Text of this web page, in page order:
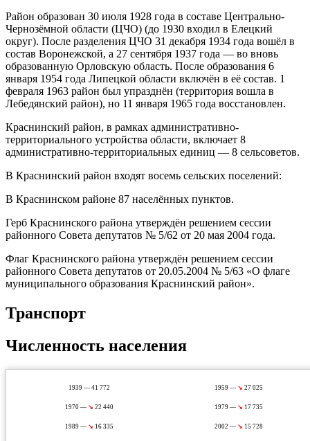
Район образован 30 июля 1928 года в составе Центрально-
Чернозёмной области (ЦЧО) (до 1930 входил в Елецкий
округ). После разделения ЦЧО 31 декабря 1934 года вошёл в
состав Воронежской, а 27 сентября 1937 года — во вновь
образованную Орловскую область. После образования 6
января 1954 года Липецкой области включён в её состав. 1
февраля 1963 район был упразднён (территория вошла в
Лебедянский район), но 11 января 1965 года восстановлен.
Краснинский район, в рамках административно-
территориального устройства области, включает 8
административно-территориальных единиц — 8 сельсоветов.
В Краснинский район входят восемь сельских поселений:
В Краснинском районе 87 населённых пунктов.
Герб Краснинского района утверждён решением сессии
районного Совета депутатов № 5/62 от 20 мая 2004 года.
Флаг Краснинского района утверждён решением сессии
районного Совета депутатов от 20.05.2004 № 5/63 «О флаге
муниципального образования Краснинский район».
Транспорт
Численность населения
1939 — 41 772 1959 — ↘ 27 025
1970 — ↘ 22 440 1979 — ↘ 17 735
1989 — ↘ 16 335 2002 — ↘ 15 728